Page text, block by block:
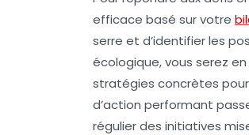
efficace basé sur votre
serre et d’identifier les
écologique, vous serez
stratégies concrètes pour
d’action performant
régulier des initiatives